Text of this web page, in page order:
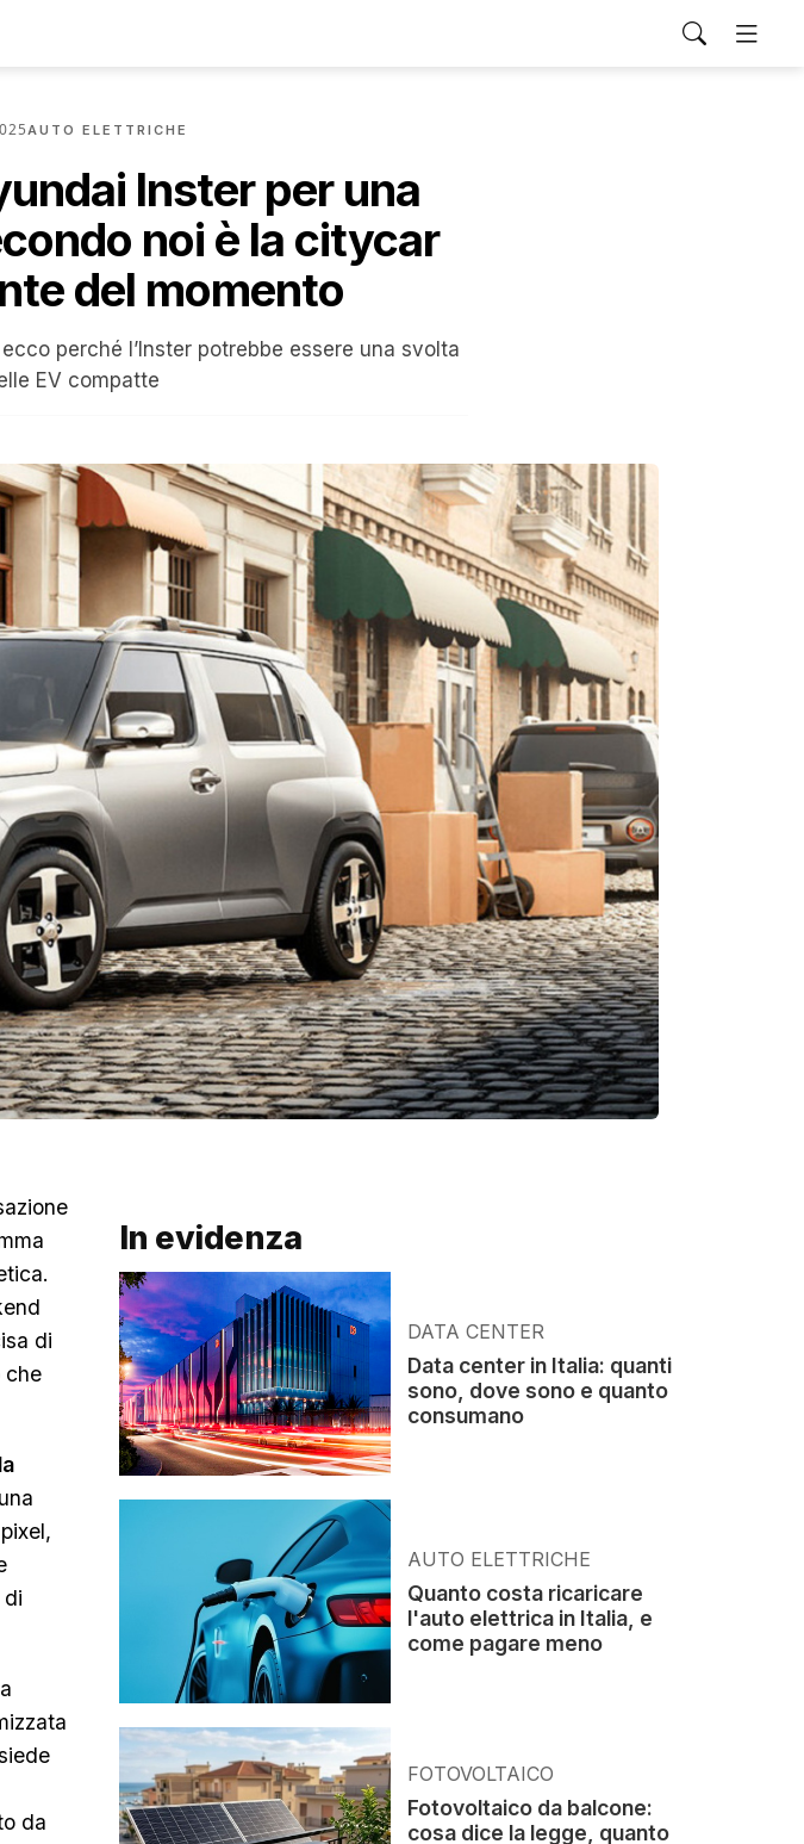
AUTO ELETTRICHE
Inster per una
noi è la citycar
del momento
perché l’Inster potrebbe essere una svolta
EV compatte
di
che
di
da
In evidenza
DATA CENTER
Data center in Italia: quanti
sono, dove sono e quanto
consumano
AUTO ELETTRICHE
Quanto costa ricaricare
l'auto elettrica in Italia, e
come pagare meno
FOTOVOLTAICO
Fotovoltaico da balcone:
cosa dice la legge, quanto